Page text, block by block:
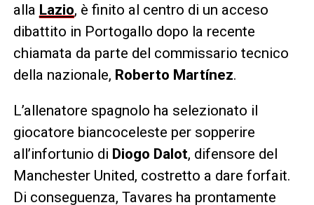
alla Lazio, è finito al centro di un acceso
dibattito in Portogallo dopo la recente
chiamata da parte del commissario tecnico
della nazionale, Roberto Martínez.
L’allenatore spagnolo ha selezionato il
giocatore biancoceleste per sopperire
all’infortunio di Diogo Dalot, difensore del
Manchester United, costretto a dare forfait.
Di conseguenza, Tavares ha prontamente